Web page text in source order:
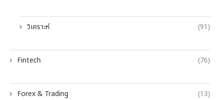
วิเคราะห์ (91)
Fintech (76)
Forex & Trading (13)